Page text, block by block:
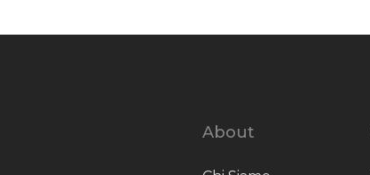
About